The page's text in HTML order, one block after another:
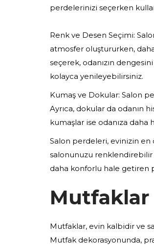
perdelerinizi seçerken
Renk ve Desen Seçimi:
atmosfer oluştururken,
seçerek, odanızın
kolayca yenileyebilirsiniz.
Kumaş ve Dokular: Salon
Ayrıca, dokular da odanın
kumaşlar ise odanıza daha
Salon perdeleri, evinizin en
salonunuzu renklendirebilir
daha konforlu hale getiren
Mutfaklar
Mutfaklar, evin kalbidir ve
Mutfak dekorasyonunda,